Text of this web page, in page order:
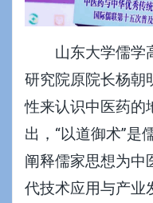
山东大学儒学
研究院原院长杨朝
性来认识中医药的
出，“以道御术”是
阐释儒家思想为中
代技术应用与产业